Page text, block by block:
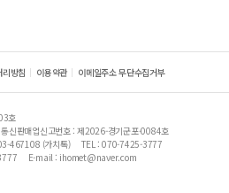
방침 이용약관 이메일주소 무단수집거부
호
통신판매업신고번호 : 제2026-경기군포-0084호
467108 (가치톡)
TEL : 070-7425-3777
E-mail : ihomet@naver.com